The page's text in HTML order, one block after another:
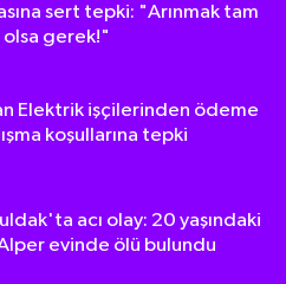
sert tepki: "Arınmak tam
olsa gerek!"
Elektrik işçilerinden ödeme
koşullarına tepki
acı olay: 20 yaşındaki
Alper evinde ölü bulundu